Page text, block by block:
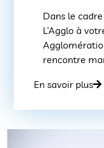
Dans le
L’Agglo à
rencontre
Locmiquélic
des élus
En savoir plus